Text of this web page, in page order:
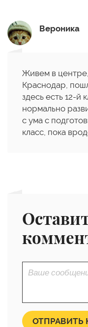
Вероника
Живем в
Краснодар,
здесь есть 12-й
нормально
с ума с
класс, пока
ОТПРАВИТЬ